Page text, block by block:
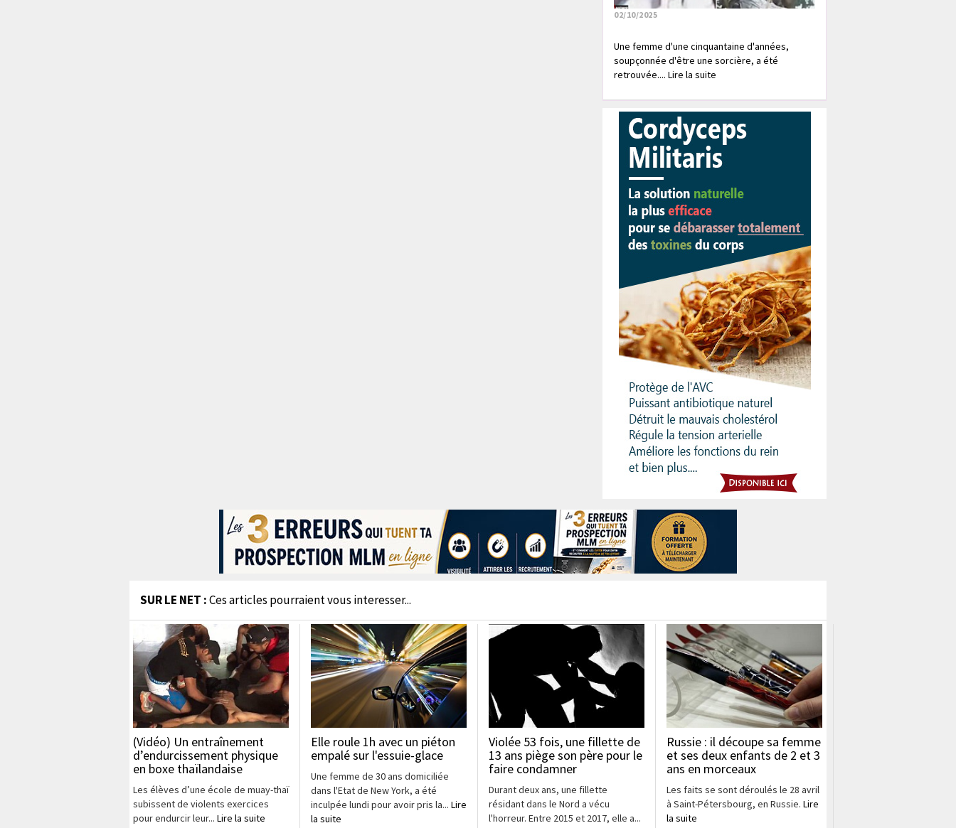
02/10/2025
Une femme d'une cinquantaine d'années,
soupçonnée d'être une sorcière, a été
retrouvée.... Lire la suite
SUR LE NET :Ces articles pourraient vous interesser...
(Vidéo) Un entraînement
d’endurcissement physique
en boxe thaïlandaise
Les élèves d’une école de muay-thaï
subissent de violents exercices
pour endurcir leur... Lire la suite
Elle roule 1h avec un piéton
empalé sur l'essuie-glace
Une femme de 30 ans domiciliée
dans l'Etat de New York, a été
inculpée lundi pour avoir pris la... Lire
la suite
Violée 53 fois, une fillette de
13 ans piège son père pour le
faire condamner
Durant deux ans, une fillette
résidant dans le Nord a vécu
l'horreur. Entre 2015 et 2017, elle a...
Russie : il découpe sa femme
et ses deux enfants de 2 et 3
ans en morceaux
Les faits se sont déroulés le 28 avril
à Saint-Pétersbourg, en Russie. Lire
la suite